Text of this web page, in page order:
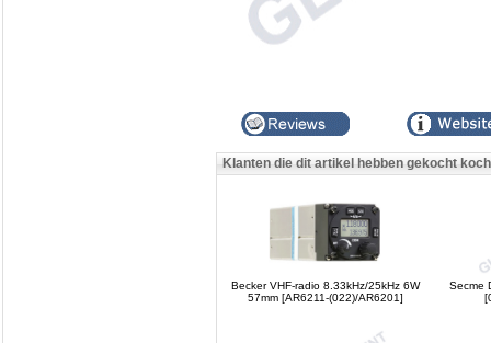
Klanten die dit artikel hebben gekocht
Becker VHF-radio 8.33kHz/25kHz 6W
57mm [AR6211-(022)/AR6201]
Secme